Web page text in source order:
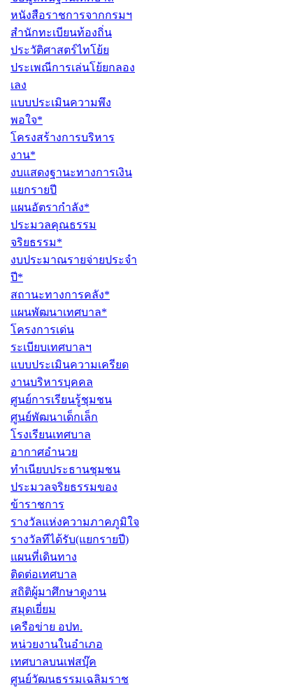
หนังสือราชการจากกรมฯ
สำนักทะเบียนท้องถิ่น
ประวัติศาสตร์ไทโย้ย
ประเพณีการเล่นโย้ยกลอง
เลง
แบบประเมินความพึง
พอใจ*
โครงสร้างการบริหาร
งาน*
งบแสดงฐานะทางการเงิน
แยกรายปี
แผนอัตรากำลัง*
ประมวลคุณธรรม
จริยธรรม*
งบประมาณรายจ่ายประจำ
ปี*
สถานะทางการคลัง*
แผนพัฒนาเทศบาล*
โครงการเด่น
ระเบียบเทศบาลฯ
แบบประเมินความเครียด
งานบริหารบุคคล
ศูนย์การเรียนรู้ชุมชน
ศูนย์พัฒนาเด็กเล็ก
โรงเรียนเทศบาล
อากาศอำนวย
ทำเนียบประธานชุมชน
ประมวลจริยธรรมของ
ข้าราชการ
รางวัลแห่งความภาคภูมิใจ
รางวัลทีได้รับ(แยกรายปี)
แผนที่เดินทาง
ติดต่อเทศบาล
สถิติผู้มาศึกษาดูงาน
สมุดเยี่ยม
เครือข่าย อปท.
หน่วยงานในอำเภอ
เทศบาลบนเฟสบุ๊ค
ศูนย์วัฒนธรรมเฉลิมราช